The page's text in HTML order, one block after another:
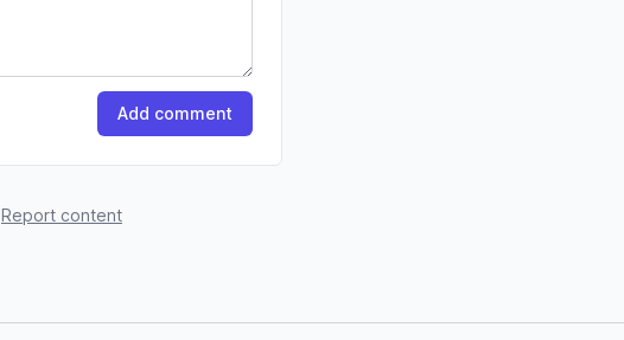
Add comment
Report content